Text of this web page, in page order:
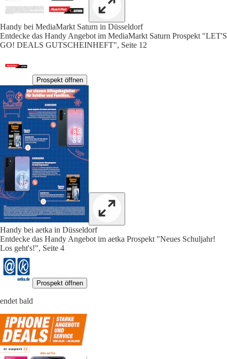
Handy bei MediaMarkt Saturn in Düsseldorf
Entdecke das Handy Angebot im MediaMarkt Saturn Prospekt "LET'S
GO! DEALS GUTSCHEINHEFT", Seite 12
Prospekt öffnen
Handy bei aetka in Düsseldorf
Entdecke das Handy Angebot im aetka Prospekt "Neues Schuljahr!
Los geht's!", Seite 4
Prospekt öffnen
endet bald